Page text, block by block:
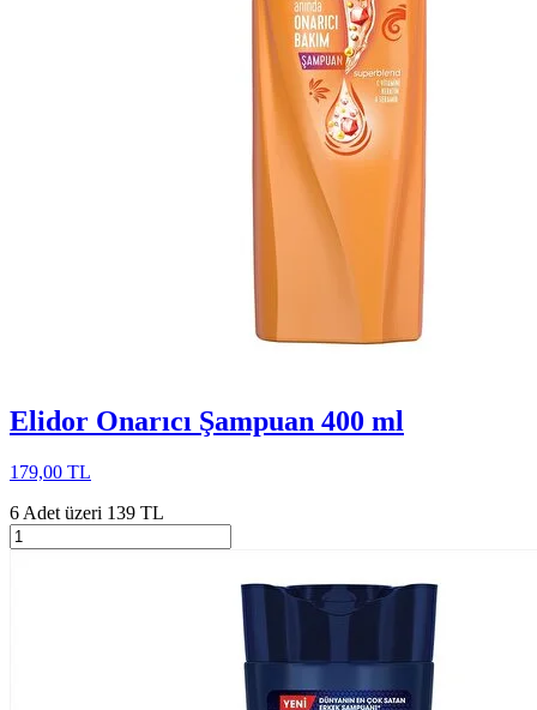
Elidor Onarıcı Şampuan 400 ml
179,00 TL
6 Adet üzeri 139 TL